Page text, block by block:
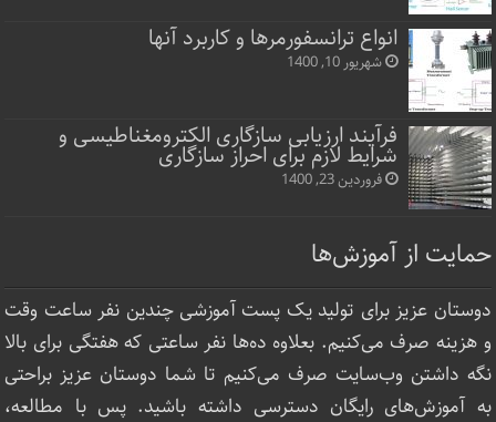
انواع ترانسفورمرها و کاربرد آنها
شهریور 10, 1400
فرآیند ارزیابی سازگاری الکترومغناطیسی و
شرایط لازم برای احراز سازگاری
فروردین 23, 1400
حمایت از آموزش‌ها
دوستان عزیز برای تولید یک پست آموزشی چندین نفر ساعت‌ وقت
و هزینه صرف می‌کنیم. بعلاوه ده‌ها نفر ساعتی که هفتگی برای بالا
نگه داشتن وب‌سایت صرف ‌می‌کنیم تا شما دوستان عزیز براحتی
به آموزش‌های رایگان دسترسی داشته باشید. پس با مطالعه،